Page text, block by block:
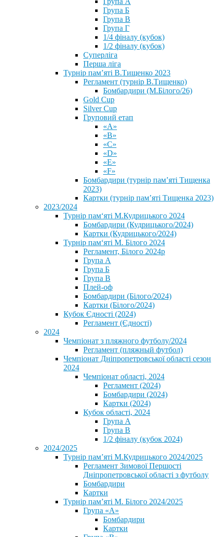
Група Б
Група В
Група Г
1/4 фіналу (кубок)
1/2 фіналу (кубок)
Суперліга
Перша ліга
Турнір пам’яті В.Тищенко 2023
Регламент (турнір В.Тищенко)
Бомбардири (М.Білого/26)
Gold Cup
Silver Cup
Груповий етап
«А»
«В»
«С»
«D»
«Е»
«F»
Бомбардири (турнір пам’яті Тищенка
2023)
Картки (турнір пам’яті Тищенка 2023)
2023/2024
⁨Турнір пам‘яті М.Кудрицького 2024
Бомбардири (Кудрицького/2024)
Картки (Кудрицького/2024)
⁨Турнір пам‘яті М. Білого 2024⁩
Регламент, Білого 2024р
Група А
Група Б
Група В
Плей-оф
Бомбардири (Білого/2024)
Картки (Білого/2024)
Кубок Єдності (2024)
Регламент (Єдності)
2024
Чемпіонат з пляжного футболу/2024
Регламент (пляжный футбол)
Чемпіонат Дніпропетровської області сезон
2024
Чемпіонат області, 2024
Регламент (2024)
Бомбардири (2024)
Картки (2024)
Кубок області, 2024
Група А
Група В
1/2 фіналу (кубок 2024)
2024/2025
Турнір пам’яті М.Кудрицького 2024/2025
Регламент Зимової Першості
Дніпропетровської області з футболу
Бомбардири
Картки
Турнір пам’яті М. Білого 2024/2025
Група «А»
Бомбардири
Картки